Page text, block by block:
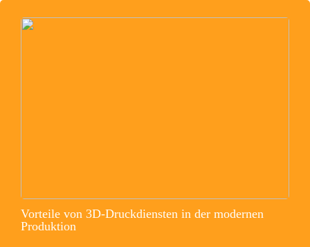
Vorteile von 3D-Druckdiensten in der modernen
Produktion